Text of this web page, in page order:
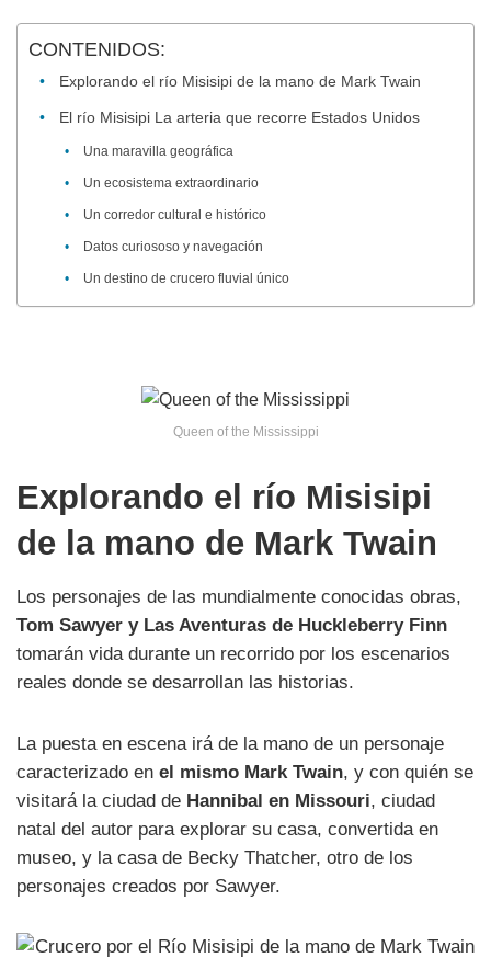
CONTENIDOS:
Explorando el río Misisipi de la mano de Mark Twain
El río Misisipi La arteria que recorre Estados Unidos
Una maravilla geográfica
Un ecosistema extraordinario
Un corredor cultural e histórico
Datos curiososo y navegación
Un destino de crucero fluvial único
Queen of the Mississippi
Explorando el río Misisipi
de la mano de Mark Twain
Los personajes de las mundialmente conocidas obras,
Tom Sawyer y Las Aventuras de Huckleberry Finn
tomarán vida durante un recorrido por los escenarios
reales donde se desarrollan las historias.
La puesta en escena irá de la mano de un personaje
caracterizado en el mismo Mark Twain, y con quién se
visitará la ciudad de Hannibal en Missouri, ciudad
natal del autor para explorar su casa, convertida en
museo, y la casa de Becky Thatcher, otro de los
personajes creados por Sawyer.